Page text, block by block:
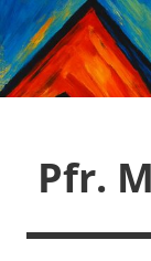
Zum
Inhalt
springen
Pfr.